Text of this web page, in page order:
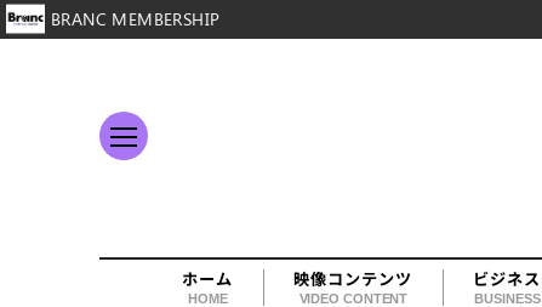
ホーム
HOME
映像コンテンツ
VIDEO CONTENT
ビジネス
BUSINESS
BRANC MEMBERSHIP